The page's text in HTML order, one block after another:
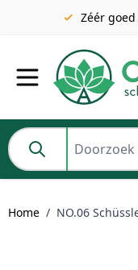
Gratis verzending
Zéér
Doorzoek de hele
Home / NO.06